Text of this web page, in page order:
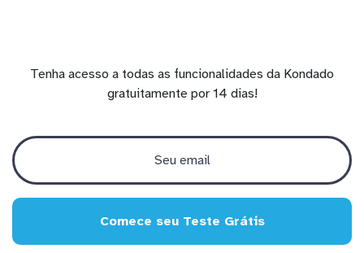
Tenha acesso a todas as funcionalidades da Kondado
gratuitamente por 14 dias!
Comece seu Teste Grátis